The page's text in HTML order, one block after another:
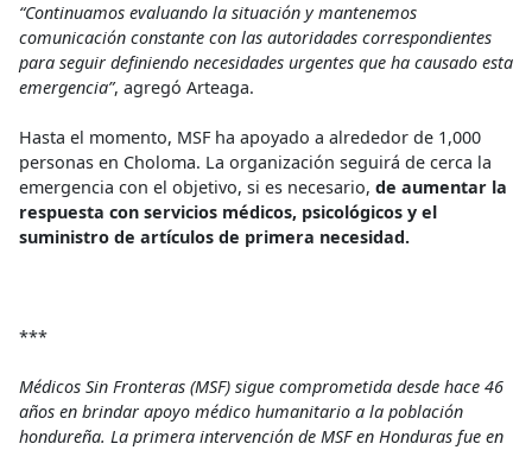
“Continuamos evaluando la situación y mantenemos
comunicación constante con las autoridades correspondientes
para seguir definiendo necesidades urgentes que ha causado esta
emergencia”, agregó Arteaga.
Hasta el momento, MSF ha apoyado a alrededor de 1,000
personas en Choloma. La organización seguirá de cerca la
emergencia con el objetivo, si es necesario, de aumentar la
respuesta con servicios médicos, psicológicos y el
suministro de artículos de primera necesidad.
***
Médicos Sin Fronteras (MSF) sigue comprometida desde hace 46
años en brindar apoyo médico humanitario a la población
hondureña. La primera intervención de MSF en Honduras fue en